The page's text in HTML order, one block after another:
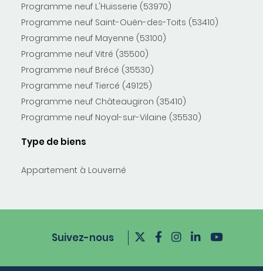
Programme neuf L'Huisserie (53970)
Programme neuf Saint-Ouën-des-Toits (53410)
Programme neuf Mayenne (53100)
Programme neuf Vitré (35500)
Programme neuf Brécé (35530)
Programme neuf Tiercé (49125)
Programme neuf Châteaugiron (35410)
Programme neuf Noyal-sur-Vilaine (35530)
Type de biens
Appartement à Louverné
Suivez-nous